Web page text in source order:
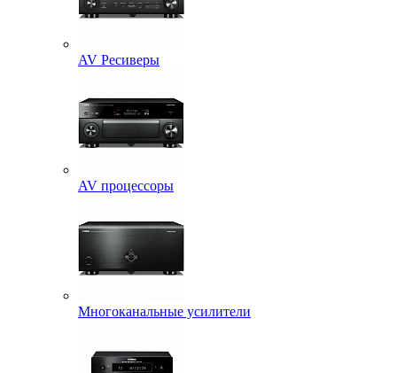
AV Ресиверы
AV процессоры
Многоканальные усилители